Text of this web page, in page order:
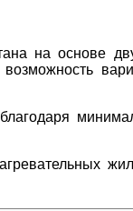
на основе